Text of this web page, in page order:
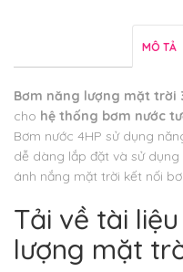
MÔ TẢ
Bơm năng lượng mặt trời
cho hệ thống bơm nước
Bơm nước 4HP sử dụng
dễ dàng lắp đặt và sử
ánh nắng mặt trời kết nối
Tải về tài
lượng mặt